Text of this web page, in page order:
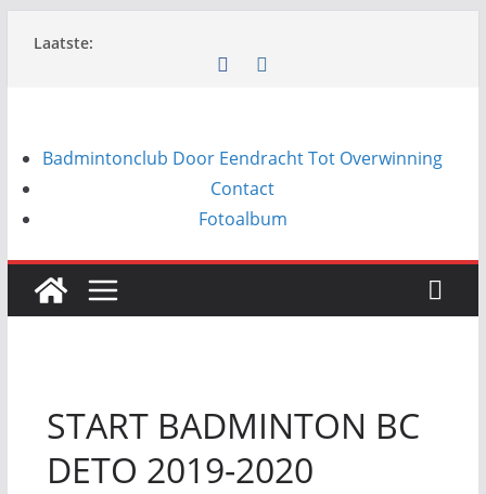
naar
Laatste:
Badmintonclub Door Eendracht Tot Overwinning
Contact
Fotoalbum
START BADMINTON BC
DETO 2019-2020